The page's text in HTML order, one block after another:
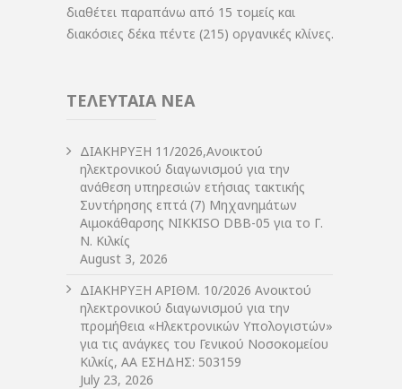
διαθέτει παραπάνω από 15 τομείς και
διακόσιες δέκα πέντε (215) οργανικές κλίνες.
ΤΕΛΕΥΤΑΙΑ ΝΕΑ
ΔIΑΚΗΡΥΞΗ 11/2026,Ανοικτού
ηλεκτρονικού διαγωνισμού για την
ανάθεση υπηρεσιών ετήσιας τακτικής
Συντήρησης επτά (7) Μηχανημάτων
Αιμοκάθαρσης NIKKISO DBB-05 για το Γ.
Ν. Κιλκίς
August 3, 2026
ΔIΑΚΗΡΥΞΗ ΑΡIΘΜ. 10/2026 Ανοικτού
ηλεκτρονικού διαγωνισμού για την
προμήθεια «Ηλεκτρονικών Υπολογιστών»
για τις ανάγκες του Γενικού Νοσοκομείου
Κιλκίς, ΑΑ ΕΣΗΔΗΣ: 503159
July 23, 2026